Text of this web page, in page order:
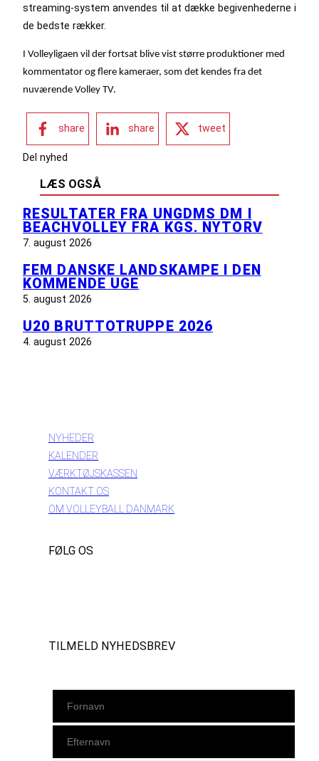
streaming-system anvendes til at dække begivenhederne i
de bedste rækker.
I Volleyligaen vil der fortsat blive vist større produktioner med
kommentator og flere kameraer, som det kendes fra det
nuværende Volley TV.
share share tweet
Del nyhed
LÆS OGSÅ
RESULTATER FRA UNGDMS DM I
BEACHVOLLEY FRA KGS. NYTORV
7. august 2026
FEM DANSKE LANDSKAMPE I DEN
KOMMENDE UGE
5. august 2026
U20 BRUTTOTRUPPE 2026
4. august 2026
NYHEDER
KALENDER
VÆRKTØJSKASSEN
KONTAKT OS
OM VOLLEYBALL DANMARK
FØLG OS
TILMELD NYHEDSBREV